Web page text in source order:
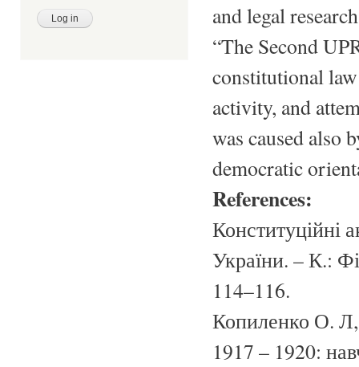
and legal
“The Second
constitutional
activity, and
was caused also
democratic
References:
Конституційні
України. – К.:
114–116.
Копиленко О.
1917 – 1920: